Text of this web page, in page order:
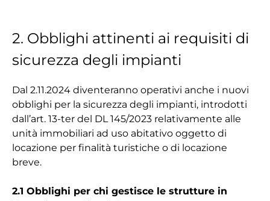
2. Obblighi attinenti ai requisiti di
sicurezza degli impianti
Dal 2.11.2024 diventeranno operativi anche i nuovi
obblighi per la sicurezza degli impianti, introdotti
dall’art. 13-ter del DL 145/2023 relativamente alle
unità immobiliari ad uso abitativo oggetto di
locazione per finalità turistiche o di locazione
breve.
2.1 Obblighi per chi gestisce le strutture in